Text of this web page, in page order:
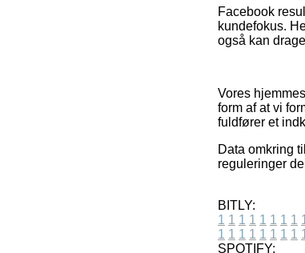
Facebook
kundefokus.
også kan
Vores
form af at vi
fuldfører et
Data omkring
reguleringer
BITLY:
1 1 1 1 1 1 1 1
1 1 1 1 1 1 1 1
SPOTIFY: